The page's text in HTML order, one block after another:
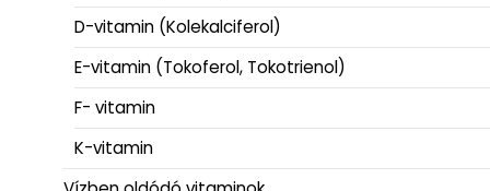
D-vitamin (Kolekalciferol)
E-vitamin (Tokoferol, Tokotrienol)
F- vitamin
K-vitamin